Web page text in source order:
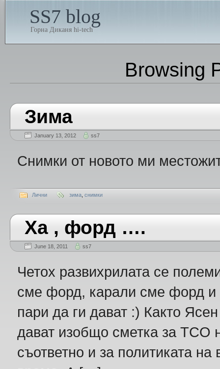
SS7 blog
Горна Диканя hi-tech
Browsing
Зима
January 13, 2012 ss7
Снимки от новото ми
Лични зима снимки
Ха , форд ….
June 18, 2011 ss7
Четох развихрилата се
сме форд, карали сме форд и
пари да ги дават :) Както
дават изобщо сметка за TCO
съответно и за политиката на